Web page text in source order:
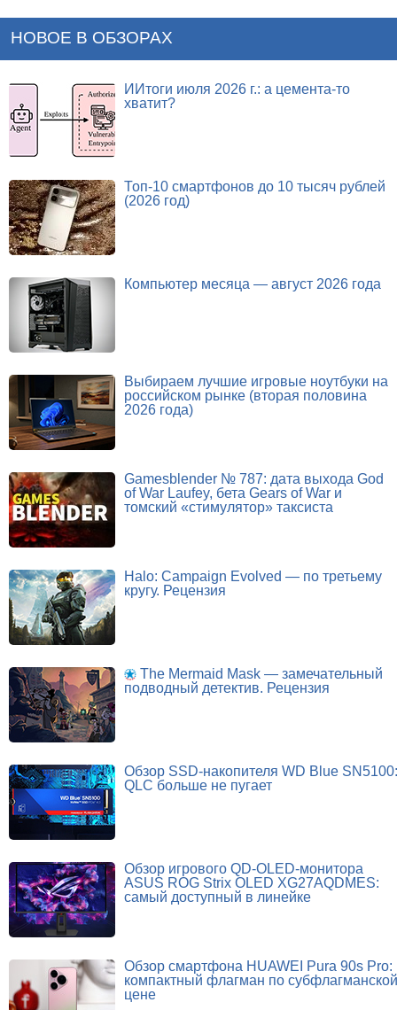
НОВОЕ В ОБЗОРАХ
ИИтоги июля 2026 г.: а цемента-то
хватит?
Топ-10 смартфонов до 10 тысяч рублей
(2026 год)
Компьютер месяца — август 2026 года
Выбираем лучшие игровые ноутбуки на
российском рынке (вторая половина
2026 года)
Gamesblender № 787: дата выхода God
of War Laufey, бета Gears of War и
томский «стимулятор» таксиста
Halo: Campaign Evolved — по третьему
кругу. Рецензия
The Mermaid Mask — замечательный
подводный детектив. Рецензия
Обзор SSD-накопителя WD Blue SN5100:
QLC больше не пугает
Обзор игрового QD-OLED-монитора
ASUS ROG Strix OLED XG27AQDMES:
самый доступный в линейке
Обзор смартфона HUAWEI Pura 90s Pro:
компактный флагман по субфлагманской
цене